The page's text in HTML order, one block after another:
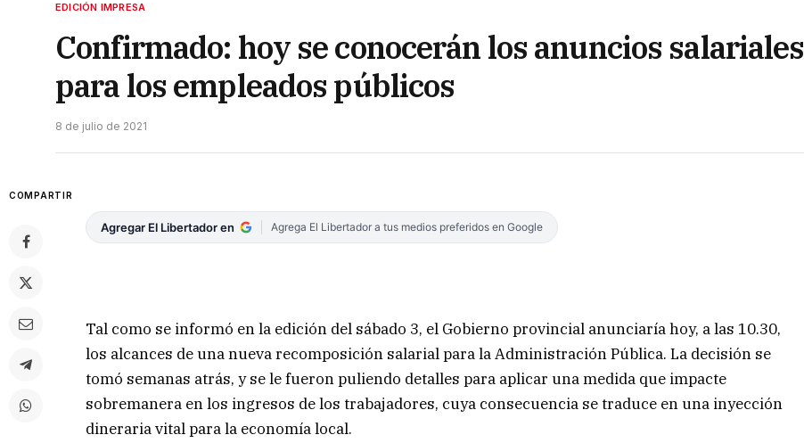
EDICIÓN IMPRESA
Confirmado: hoy se conocerán los anuncios salariales
para los empleados públicos
8 de julio de 2021
COMPARTIR
Agregar El Libertador en Agrega El Libertador a tus medios preferidos en Google
Tal como se informó en la edición del sábado 3, el Gobierno provincial anunciaría hoy, a las 10.30,
los alcances de una nueva recomposición salarial para la Administración Pública. La decisión se
tomó semanas atrás, y se le fueron puliendo detalles para aplicar una medida que impacte
sobremanera en los ingresos de los trabajadores, cuya consecuencia se traduce en una inyección
dineraria vital para la economía local.